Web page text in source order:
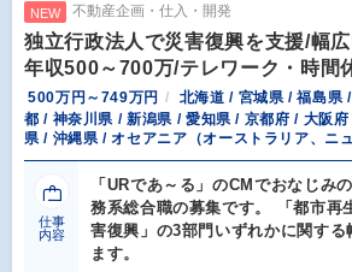
NEW 不動産企画・仕入・開発
独立行政法人で災害復興を支援/幅
年収500～700万/テレワーク・時間
500万円～749万円
北海道 / 宮城県 / 福島県
都 / 神奈川県 / 新潟県 / 愛知県 / 京都府 / 大阪
県 / 沖縄県 / オセアニア（オーストラリア、ニ
仕事
内容
「URであ～る」のCMでおなじみ
務系総合職の募集です。 「都市再
害復興」の3部門いずれかに関する
ます。